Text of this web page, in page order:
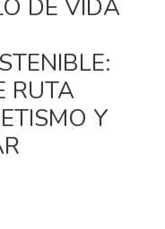
DE VIDA
RUTA
Y